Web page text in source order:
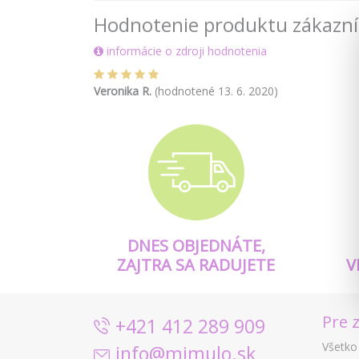
Hodnotenie produktu
informácie o zdroji hodnotenia
Veronika R. (hodnotené 13. 6. 2020)
DNES OBJEDNÁTE,
ZAJTRA SA RADUJETE
+421 412 289 909
info@mimulo.sk
Pre